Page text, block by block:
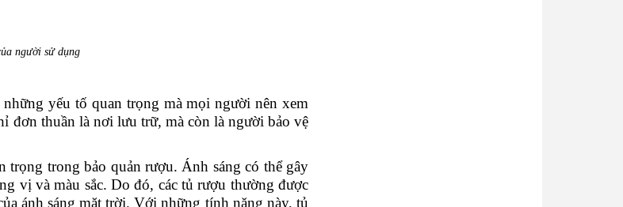
người sử dụng
yếu tố quan trọng mà mọi người nên xem
đơn thuần là nơi lưu trữ, mà còn là người bảo vệ
trọng trong bảo quản rượu. Ánh sáng có thể gây
vị và màu sắc. Do đó, các tủ rượu thường được
ánh sáng mặt trời. Với những tính năng này, tủ